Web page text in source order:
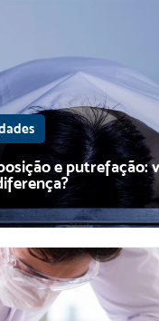
e putrefação: